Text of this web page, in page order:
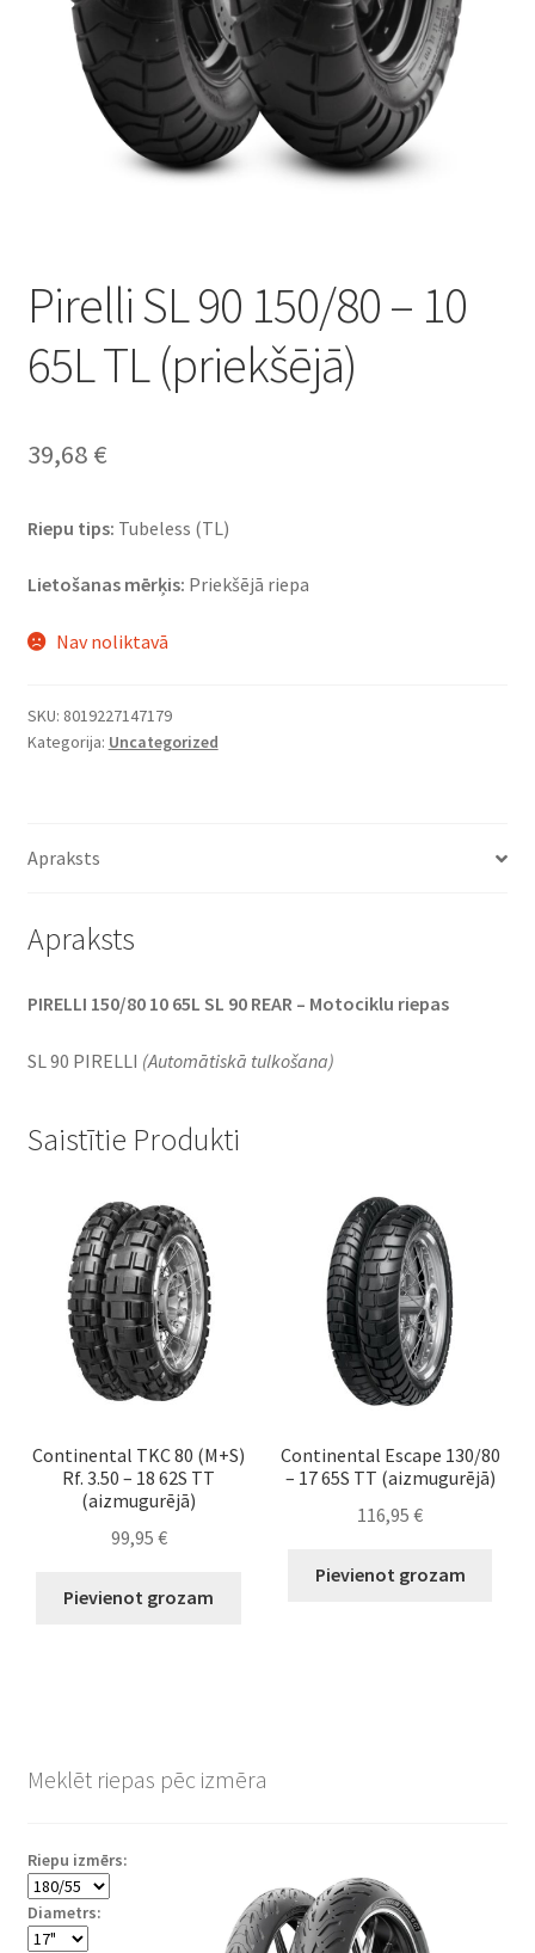
Pirelli SL 90 150/80 – 10
65L TL (priekšējā)
39,68 €
Riepu tips: Tubeless (TL)
Lietošanas mērķis: Priekšējā riepa
Nav noliktavā
SKU: 8019227147179
Kategorija: Uncategorized
Apraksts
Apraksts
PIRELLI 150/80 10 65L SL 90 REAR – Motociklu riepas
SL 90 PIRELLI (Automātiskā tulkošana)
Saistītie Produkti
Continental TKC 80 (M+S)
Rf. 3.50 – 18 62S TT
(aizmugurējā)
99,95 €
Pievienot grozam
Continental Escape 130/80
– 17 65S TT (aizmugurējā)
116,95€
Pievienot grozam
Meklēt riepas pēc izmēra
Riepu izmērs:
Diametrs: